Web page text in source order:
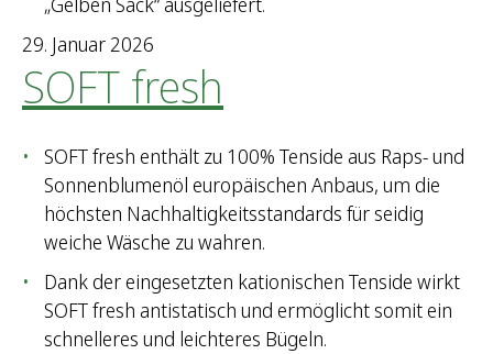
29. Januar 2026
SOFT fresh
SOFT fresh enthält zu 100% Tenside aus Raps- und
Sonnenblumenöl europäischen Anbaus, um die
höchsten Nachhaltigkeitsstandards für seidig
weiche Wäsche zu wahren.
Dank der eingesetzten kationischen Tenside wirkt
SOFT fresh antistatisch und ermöglicht somit ein
schnelleres und leichteres Bügeln.